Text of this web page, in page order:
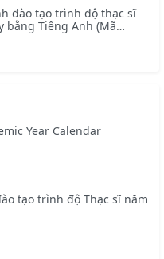
đào tạo trình độ thạc sĩ
bằng Tiếng Anh (Mã
Year Calendar
tạo trình độ Thạc sĩ năm